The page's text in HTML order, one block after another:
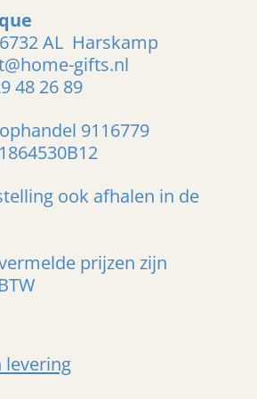
AL Harskamp
gifts.nl
48 26 89
9116779
ook afhalen in de
prijzen zijn
levering